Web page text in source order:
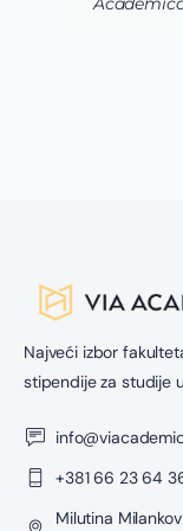
Najveći izbor
stipendije za studije
+381 66 23 64
Milutina